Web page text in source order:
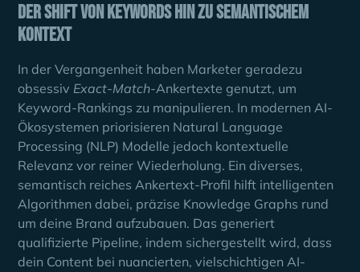
Der Shift von Keywords hin zu semantischem
Kontext
In der Vergangenheit haben Marketer geradezu
obsessiv Exact-Match-Ankertexte genutzt, um
Keyword-Rankings zu manipulieren. In modernen AI-
Ökosystemen priorisieren Natural Language
Processing (NLP) Modelle jedoch kontextuelle
Relevanz vor reiner Wiederholung. Ein diverses,
semantisch reiches Ankertext-Profil hilft intelligenten
Algorithmen dabei, präzise Knowledge Graphs rund
um deine Brand aufzubauen. Das generiert
qualifizierte Pipeline, indem sichergestellt wird, dass
dein Content bei nuancierten, vielschichtigen AI-